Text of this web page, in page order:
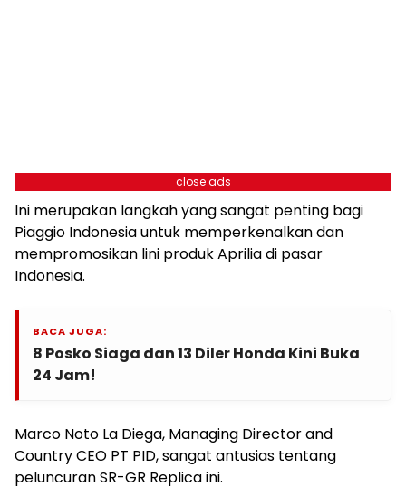
close ads
Ini merupakan langkah yang sangat penting bagi
Piaggio Indonesia untuk memperkenalkan dan
mempromosikan lini produk Aprilia di pasar
Indonesia.
BACA JUGA:
8 Posko Siaga dan 13 Diler Honda Kini Buka
24 Jam!
Marco Noto La Diega, Managing Director and
Country CEO PT PID, sangat antusias tentang
peluncuran SR-GR Replica ini.